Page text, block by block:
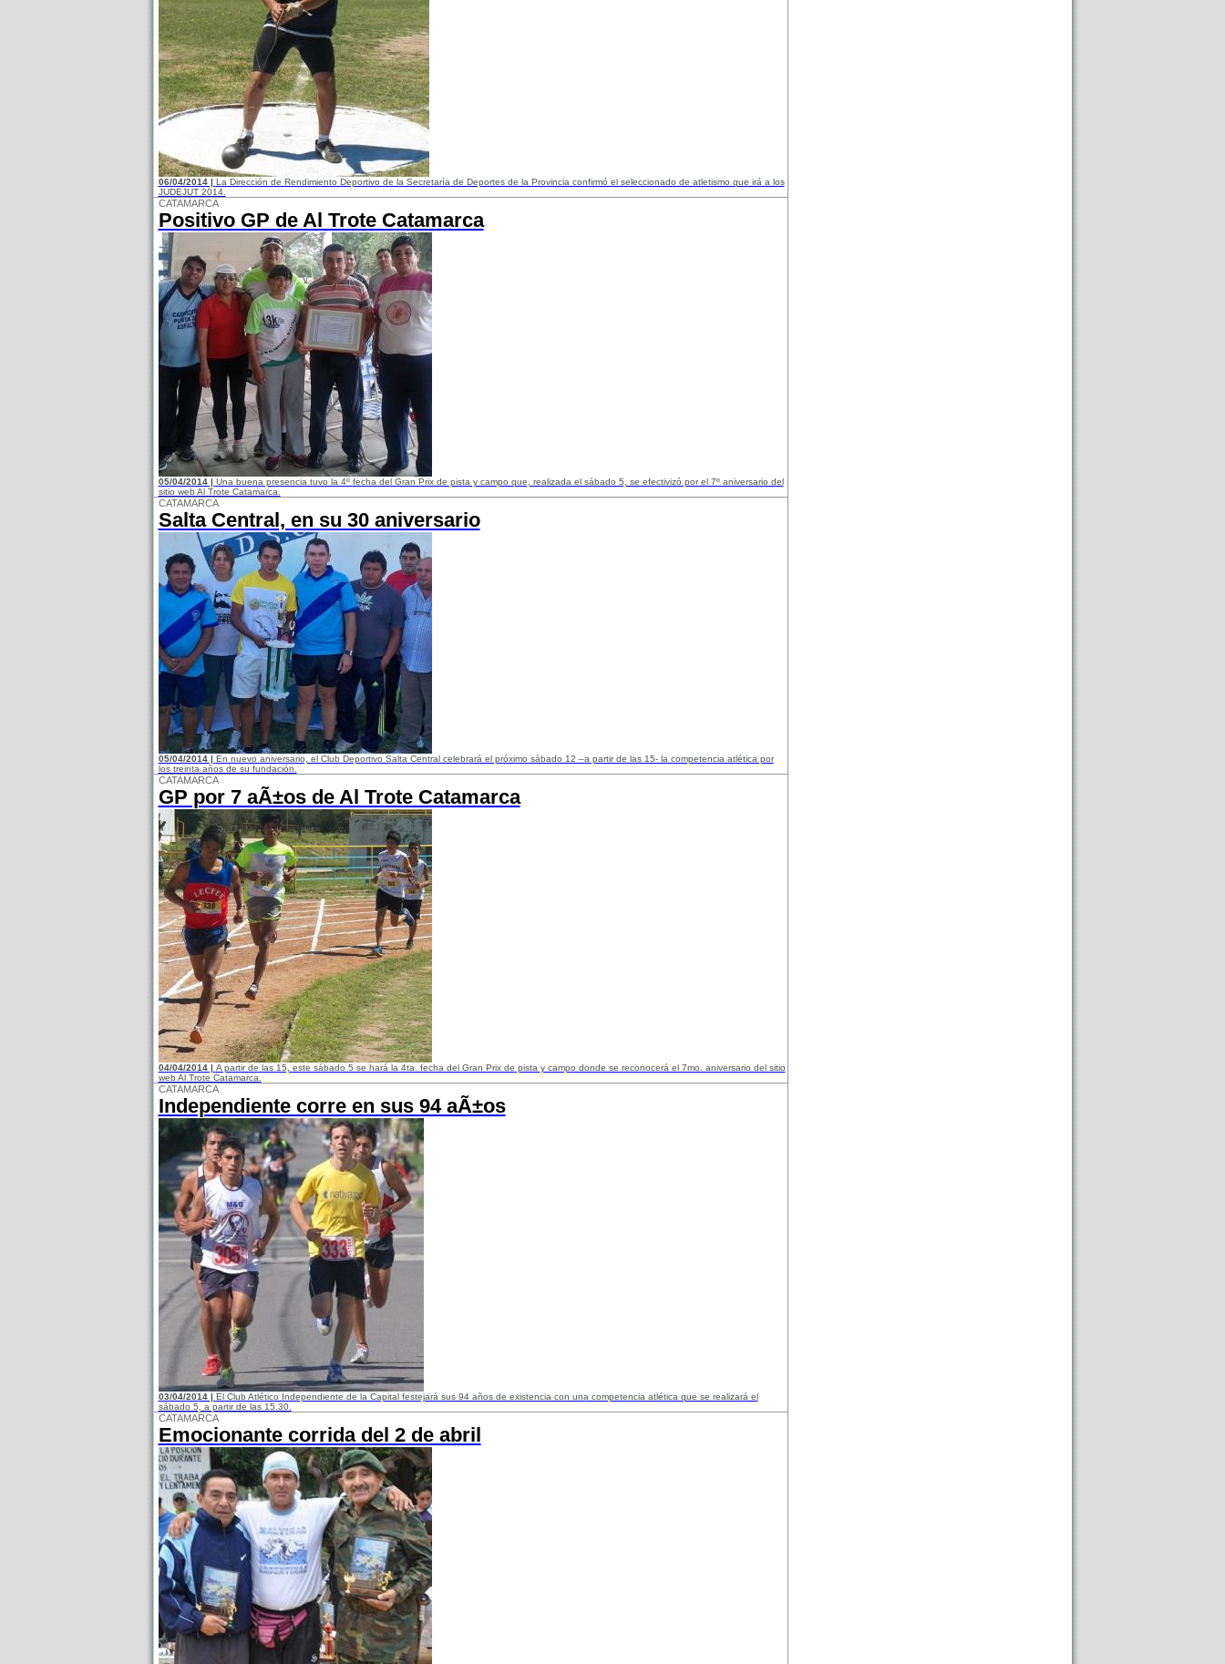
06/04/2014 | La Dirección de Rendimiento Deportivo de la Secretaría de Deportes de la Provincia confirmó el seleccionado de atletismo que irá a los
JUDEJUT 2014.
CATAMARCA
Positivo GP de Al Trote Catamarca
05/04/2014 | Una buena presencia tuvo la 4º fecha del Gran Prix de pista y campo que, realizada el sábado 5, se efectivizó por el 7º aniversario del
sitio web Al Trote Catamarca.
CATAMARCA
Salta Central, en su 30 aniversario
05/04/2014 | En nuevo aniversario, el Club Deportivo Salta Central celebrará el próximo sábado 12 –a partir de las 15- la competencia atlética por
los treinta años de su fundación.
CATAMARCA
GP por 7 aÃ±os de Al Trote Catamarca
04/04/2014 | A partir de las 15, este sábado 5 se hará la 4ta. fecha del Gran Prix de pista y campo donde se reconocerá el 7mo. aniversario del sitio
web Al Trote Catamarca.
CATAMARCA
Independiente corre en sus 94 aÃ±os
03/04/2014 | El Club Atlético Independiente de la Capital festejará sus 94 años de existencia con una competencia atlética que se realizará el
sábado 5, a partir de las 15.30.
CATAMARCA
Emocionante corrida del 2 de abril